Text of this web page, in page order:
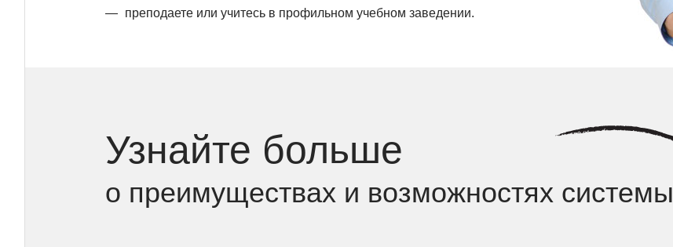
преподаете или учитесь в профильном учебном заведении.
Узнайте больше
о преимуществах и возможностях системы